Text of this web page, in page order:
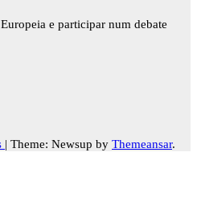
e participar num debate
| Theme: Newsup by Themeansar.